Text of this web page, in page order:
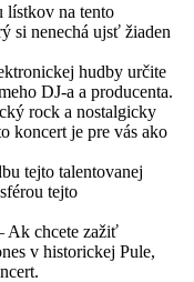
lístkov na tento
si nenechá ujsť žiaden
hudby určite
DJ-a a producenta.
rock a nostalgicky
koncert je pre vás ako
tejto talentovanej
tejto
Ak chcete zažiť
v historickej Pule,